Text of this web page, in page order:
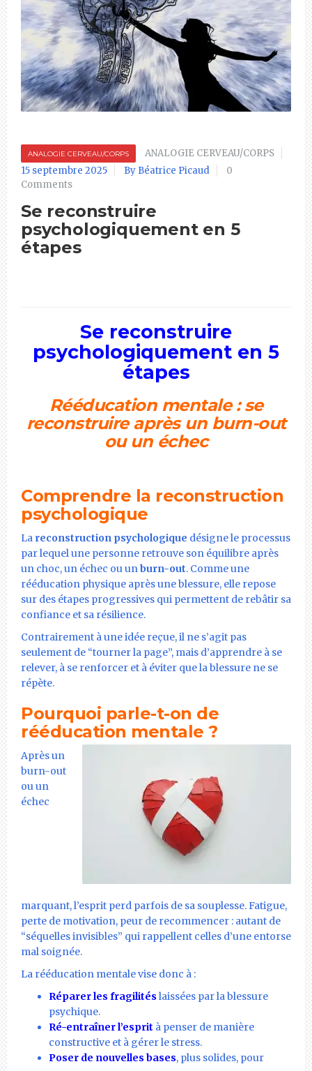
ANALOGIE CERVEAU/CORPS
ANALOGIE CERVEAU/CORPS
15 septembre 2025
By Béatrice Picaud
0
Comments
Se reconstruire
psychologiquement en 5
étapes
Se reconstruire
psychologiquement en 5
étapes
Rééducation mentale : se
reconstruire après un burn-out
ou un échec
Comprendre la reconstruction
psychologique
La reconstruction psychologique désigne le processus
par lequel une personne retrouve son équilibre après
un choc, un échec ou unburn-out. Comme une
rééducation physique après une blessure, elle repose
sur des étapes progressives qui permettent de rebâtir sa
confiance et sa résilience.
Contrairement à une idée reçue, il ne s’agit pas
seulement de “tourner la page”, mais d’apprendre à se
relever, à se renforcer et à éviter que la blessure ne se
répète.
Pourquoi parle-t-on de
rééducation mentale ?
Après un
burn-out
ou un
échec
marquant, l’esprit perd parfois de sa souplesse. Fatigue,
perte de motivation, peur de recommencer : autant de
“séquelles invisibles” qui rappellent celles d’une entorse
mal soignée.
La rééducation mentale vise donc à :
Réparer les fragilités laissées par la blessure
psychique.
Ré-entraîner l’esprit à penser de manière
constructive et à gérer le stress.
Poser de nouvelles bases, plus solides, pour